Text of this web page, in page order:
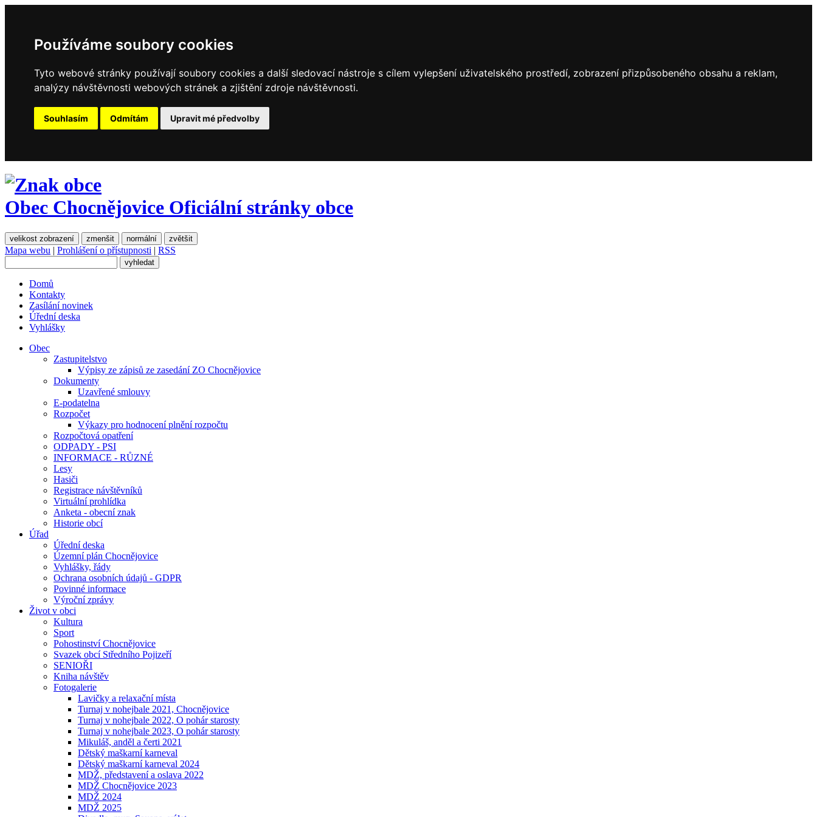
Používáme soubory cookies
Tyto webové stránky používají soubory cookies a další sledovací nástroje s cílem vylepšení uživatelského prostředí, zobrazení přizpůsobeného obsahu a reklam,
analýzy návštěvnosti webových stránek a zjištění zdroje návštěvnosti.
Souhlasím Odmítám Upravit mé předvolby
Obec Chocnějovice Oficiální stránky obce
velikost zobrazení zmenšit normální zvětšit
Mapa webu | Prohlášení o přístupnosti | RSS
Domů
Kontakty
Zasílání novinek
Úřední deska
Vyhlášky
Obec
Zastupitelstvo
Výpisy ze zápisů ze zasedání ZO Chocnějovice
Dokumenty
Uzavřené smlouvy
E-podatelna
Rozpočet
Výkazy pro hodnocení plnění rozpočtu
Rozpočtová opatření
ODPADY - PSI
INFORMACE - RŮZNÉ
Lesy
Hasiči
Registrace návštěvníků
Virtuální prohlídka
Anketa - obecní znak
Historie obcí
Úřad
Úřední deska
Územní plán Chocnějovice
Vyhlášky, řády
Ochrana osobních údajů - GDPR
Povinné informace
Výroční zprávy
Život v obci
Kultura
Sport
Pohostinství Chocnějovice
Svazek obcí Středního Pojizeří
SENIOŘI
Kniha návštěv
Fotogalerie
Lavičky a relaxační místa
Turnaj v nohejbale 2021, Chocnějovice
Turnaj v nohejbale 2022, O pohár starosty
Turnaj v nohejbale 2023, O pohár starosty
Mikuláš, anděl a čerti 2021
Dětský maškarní karneval
Dětský maškarní karneval 2024
MDŽ, představení a oslava 2022
MDŽ Chocnějovice 2023
MDŽ 2024
MDŽ 2025